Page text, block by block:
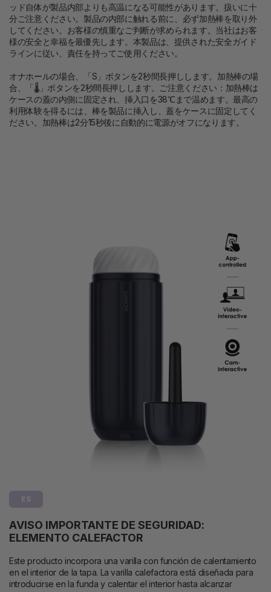
ッド自体が製品内部よりも高温になる可能性があります。扱いに十
分ご注意ください。製品の内部に触れる前に、必ず加熱棒を取り外
してください。お客様の慎重なご判断が求められます。当社はお客
様の安全と幸福を最優先します。本製品は、提供された安全ガイド
ラインに従い、責任を持ってご使用ください。
オナホールの場合、「S」ボタンを2秒間長押しします。加熱棒の場
合、「🌡」ボタンを2秒間長押しします。ご注意ください：加熱棒は
ケースの蓋の内側に固定され、挿入口を38℃まで温めます。最高の
利用体験を得るには、棒を製品に挿入し、蓋をケースに固定してく
ださい。加熱棒は2分15秒後に自動的に電源がオフになります。
ES
AVISO IMPORTANTE DE SEGURIDAD:
ELEMENTO CALEFACTOR
Este producto incorpora una varilla con función de calentamiento
en el interior de la tapa. La varilla calefactora está diseñada para
introducirse en la funda y calentar el interior hasta alcanzar